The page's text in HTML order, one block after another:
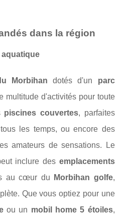
dans la région
Morbihan dotés d'un parc
multitude d'activités pour toute
piscines couvertes, parfaites
les temps, ou encore des
amateurs de sensations. Le
inclure des emplacements
au cœur du
Morbihan golfe,
Que vous optiez pour une
ou un mobil home 5 étoiles,